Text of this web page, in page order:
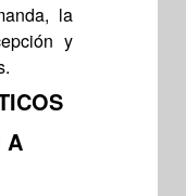
la
y
A